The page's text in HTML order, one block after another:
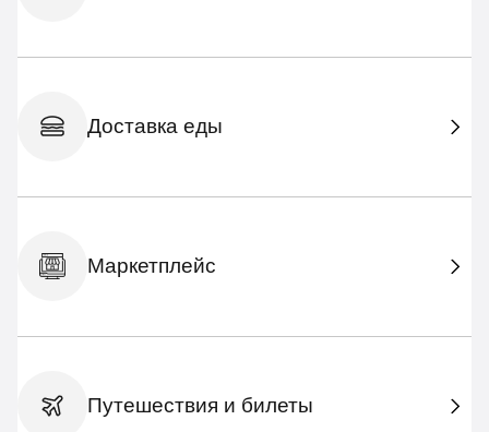
Доставка еды
Маркетплейс
Путешествия и билеты